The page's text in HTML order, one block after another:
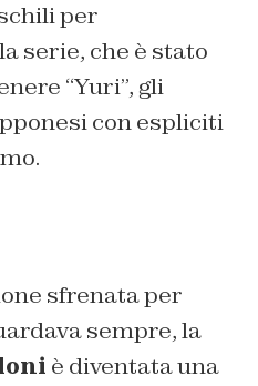
per
serie, che è stato
“Yuri”, gli
con espliciti
sfrenata per
sempre, la
è diventata una